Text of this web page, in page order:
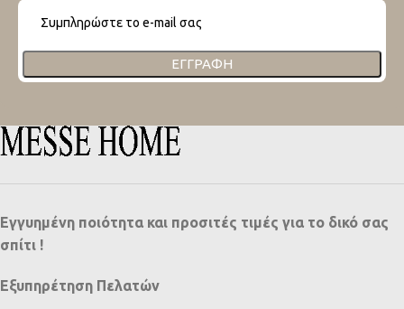
ΕΓΓΡΑΦΉ
Εγγυημένη ποιότητα και προσιτές τιμές για το δικό σας
σπίτι !
Εξυπηρέτηση Πελατών